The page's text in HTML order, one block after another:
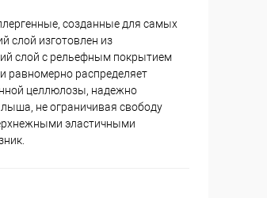
созданные для самых
слой изготовлен из
слой с рельефным покрытием
равномерно распределяет
целлюлозы, надежно
не ограничивая свободу
эластичными